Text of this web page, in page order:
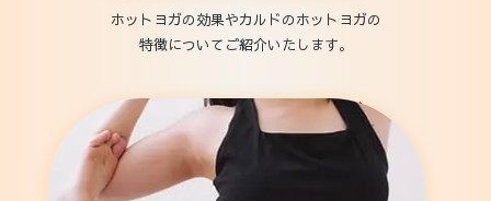
ホットヨガの効果やカルドのホットヨガの
特徴についてご紹介いたします。